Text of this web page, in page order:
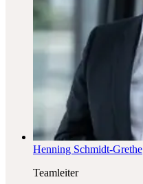
Henning Schmidt-Grethe
Teamleiter